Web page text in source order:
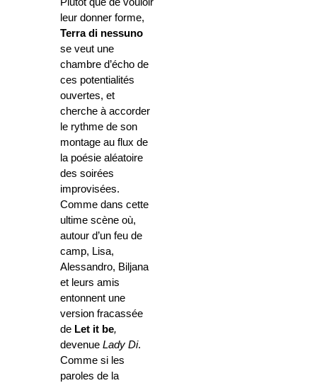
leur donner forme,
Terra di nessuno
se veut une
chambre d’écho de
ces potentialités
ouvertes, et
cherche à accorder
le rythme de son
montage au flux de
la poésie aléatoire
des soirées
improvisées.
Comme dans cette
ultime scène où,
autour d’un feu de
camp, Lisa,
Alessandro, Biljana
et leurs amis
entonnent une
version fracassée
de Let it be,
devenue Lady Di.
Comme si les
paroles de la